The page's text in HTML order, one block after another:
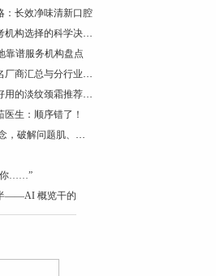
：长效净味清新口腔
三圈交集法：2026杭州公办国际高中备考机构选择的科学决策路径
靠谱服务机构盘点
振动传感器厂家选型全景报告：国内知名厂商汇总与分行业应用差异深度解析
颈霜那个牌子的去颈纹和紧致颈部好，好用的淡纹颈霜推荐，成分党闭眼入，紧致抗皱有效
生：顺序错了！
广州祛斑医生罗晓慧：16 种皮肤分型理念，破解问题肌、疑难色素管理困局
你……”
——AI 概览干的